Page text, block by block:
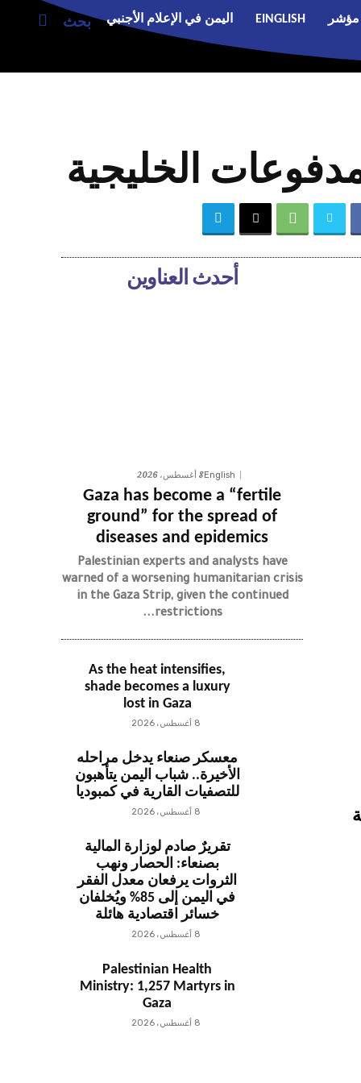
بحث مؤشر EINGLISH اليمن في الإعلام الأجنبي
الخليجية
أحدث العناوين
English8 أغسطس، 2026
Gaza has become a “fertile
ground” for the spread of
diseases and epidemics
Palestinian experts and analysts have
warned of a worsening humanitarian crisis
in the Gaza Strip, given the continued
restrictions...
As the heat intensifies,
shade becomes a luxury
lost in Gaza
8 أغسطس، 2026
معسكر صنعاء يدخل مراحله
الأخيرة.. شباب اليمن يتأهبون
للتصفيات القارية في كمبوديا
8 أغسطس، 2026
تقريرٌ صادم لوزارة المالية
بصنعاء: الحصار ونهب
الثروات يرفعان معدل الفقر
في اليمن إلى 85% ويُخلفان
خسائر اقتصادية هائلة
8 أغسطس، 2026
Palestinian Health
Ministry: 1,257 Martyrs in
Gaza
8 أغسطس، 2026